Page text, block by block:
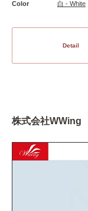
Color
白 - White
Detail
株式会社WWing